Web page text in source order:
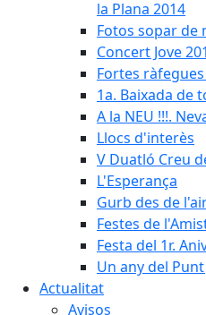
la Plana 2014
Fotos sopar de
Concert Jove
Fortes
1a. Baixada de
A la NEU !!!.
Llocs d'interès
V Duatló Creu
L'Esperança
Gurb des de
Festes de
Festa del 1r.
Un any del Punt
Actualitat
Avisos